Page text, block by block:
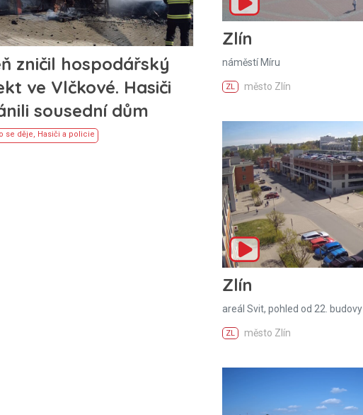
zničil hospodářský
ve Vlčkové. Hasiči
sousední dům
se děje, Hasiči a policie
Zlín
náměstí Míru
ZL město Zlín
Zlín
areál Svit, pohled od 22. budovy
ZL město Zlín